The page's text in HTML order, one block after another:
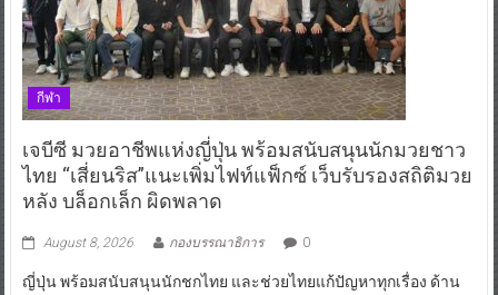
กีฬา
เจบีซี มวยอาชีพแห่งญี่ปุ่น พร้อมสนับสนุนนักมวยชาว
ไทย “เสี่ยนริส”แนะเพิ่มไฟท์แฟ็กซ์ เว็บรับรองสถิติมวย
หลัง บล็อกเล็ก ผิดพลาด
August 8, 2026 กองบรรณาธิการ 0
ญี่ปุ่น พร้อมสนับสนุนนักชกไทย และช่วยไทยแก้ปัญหาทุกเรื่อง ด้าน